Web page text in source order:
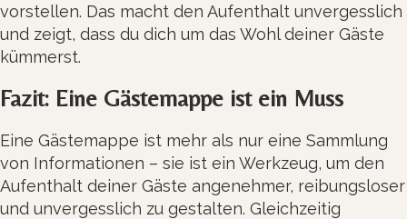
vorstellen. Das macht den Aufenthalt unvergesslich
und zeigt, dass du dich um das Wohl deiner Gäste
kümmerst.
Fazit: Eine Gästemappe ist ein Muss
Eine Gästemappe ist mehr als nur eine Sammlung
von Informationen – sie ist ein Werkzeug, um den
Aufenthalt deiner Gäste angenehmer, reibungsloser
und unvergesslich zu gestalten. Gleichzeitig